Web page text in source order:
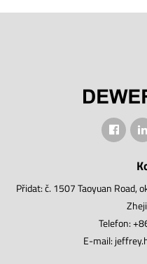
Přidat: č. 1507 Taoyuan Road,
Telefon:
E-mail: